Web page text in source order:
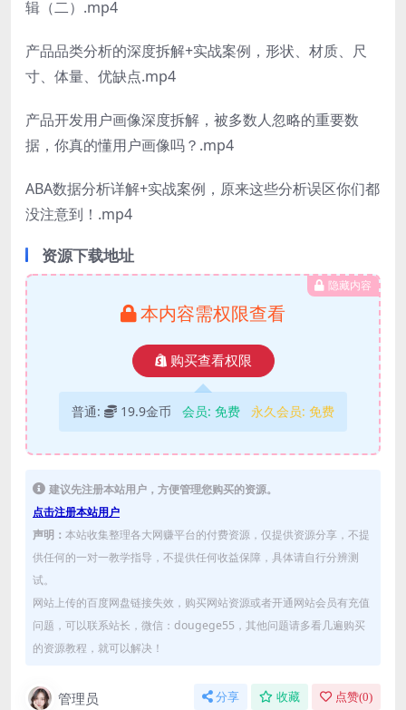
辑（二）.mp4
产品品类分析的深度拆解+实战案例，形状、材质、尺
寸、体量、优缺点.mp4
产品开发用户画像深度拆解，被多数人忽略的重要数
据，你真的懂用户画像吗？.mp4
ABA数据分析详解+实战案例，原来这些分析误区你们都
没注意到！.mp4
资源下载地址
隐藏内容
本内容需权限查看
购买查看权限
普通: 19.9金币 会员: 免费 永久会员: 免费
建议先注册本站用户，方便管理您购买的资源。
点击注册本站用户
声明： 本站收集整理各大网赚平台的付费资源，仅提供资源分享，不提
供任何的一对一教学指导，不提供任何收益保障，具体请自行分辨测
试。
网站上传的百度网盘链接失效，购买网站资源或者开通网站会员有充值
问题，可以联系站长，微信：dougege55，其他问题请多看几遍购买
的资源教程，就可以解决！
管理员 分享 收藏 点赞(0)